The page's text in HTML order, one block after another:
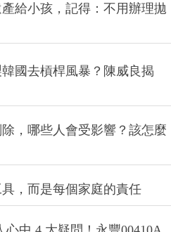
給小孩，記得：不用辦理拋
國去槓桿風暴？陳威良揭
除，哪些人會受影響？該怎麼
，而是每個家庭的責任